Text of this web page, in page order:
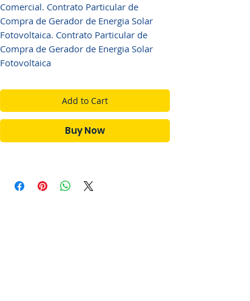
Comercial. Contrato Particular de
Compra de Gerador de Energia Solar
Fotovoltaica. Contrato Particular de
Compra de Gerador de Energia Solar
Fotovoltaica
Add to Cart
Buy Now